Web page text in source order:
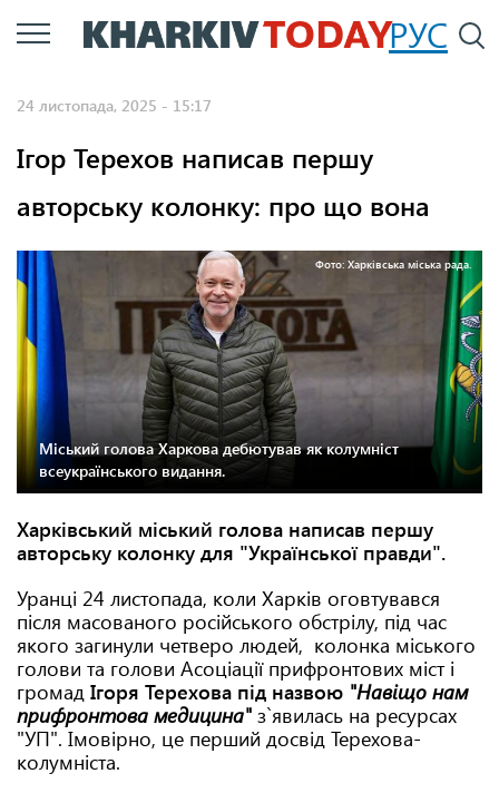
Перейти
до
РУС
24 листопада, 2025 - 15:17
Ігор Терехов написав першу
авторську колонку: про що вона
Фото: Харківська міська рада.
Міський голова Харкова дебютував як колумніст
всеукраїнського видання.
Харківський міський голова написав першу
авторську колонку для "Української правди".
Уранці 24 листопада, коли Харків оговтувався
після масованого російського обстрілу, під час
якого загинули четверо людей, колонка міського
голови та голови Асоціації прифронтових міст і
громад Ігоря Терехова під назвою "Навіщо нам
прифронтова медицина" з`явилась на ресурсах
"УП". Імовірно, це перший досвід Терехова-
колумніста.